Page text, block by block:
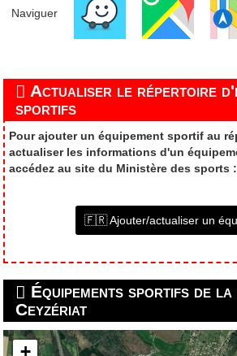
Naviguer
Actualiser le répertoire
sportifs
Pour ajouter un équipement sportif au
actualiser les informations d'un
accédez au site du Ministère des sports :
🇫🇷 Ajouter/actualiser un
Équipements sportifs de la
Ceyzériat
+